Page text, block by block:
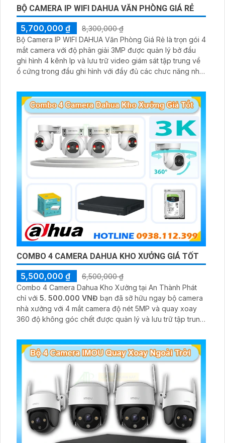
BỘ CAMERA IP WIFI DAHUA VĂN PHÒNG GIÁ RẺ
5,700,000 ₫
8,300,000 ₫
Bộ Camera IP WIFI DAHUA Văn Phòng Giá Rẻ là trọn gói 4
mắt camera với độ phân giải 3MP được quản lý bở đầu
ghi hình 4 kênh Ip và lưu trữ video giám sát tập trung về
ổ cứng trong đầu ghi hình với đầy đủ các chưc năng như
giám sát có màu vào ban đêm
COMBO 4 CAMERA DAHUA KHO XƯỞNG GIÁ TỐT
5,500,000 ₫
6,500,000 ₫
Combo 4 Camera Dahua Kho Xưởng tại An Thành Phát
chỉ với 5. 500.000 VNĐ bạn đã sỡ hữu ngay bộ camera
nhà xưởng với 4 mắt camera độ nét 5MP và quay xoay
360 độ không góc chết được quản lý và lưu trữ tập trung